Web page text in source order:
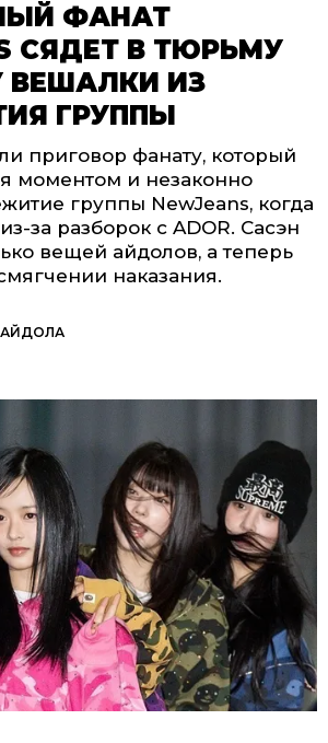
ФАНАТ
СЯДЕТ В ТЮРЬМУ
ВЕШАЛКИ ИЗ
ГРУППЫ
приговор фанату, который
моментом и незаконно
группы NewJeans, когда
за разборок с ADOR. Сасэн
вещей айдолов, а теперь
наказания.